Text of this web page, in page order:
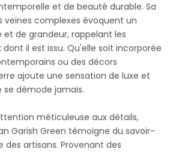
et de beauté durable. Sa
veines complexes évoquent un
de grandeur, rappelant les
il est issu. Qu'elle soit incorporée
ou des décors
ajoute une sensation de luxe et
démode jamais.
méticuleuse aux détails,
Garish Green témoigne du savoir-
artisans. Provenant des